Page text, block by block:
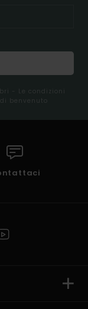
- Le condizioni
benvenuto